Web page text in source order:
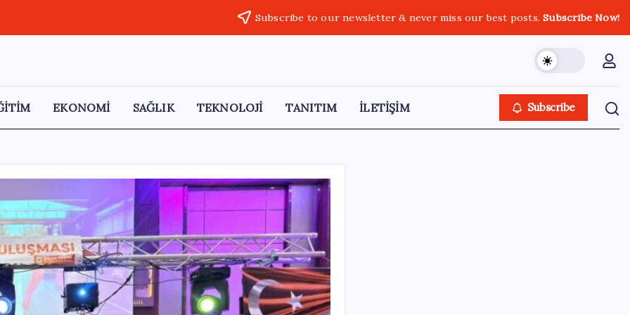
Subscribe to our newsletter & never miss our best posts.Subscribe Now!
EKONOMİ SAĞLIK TEKNOLOJİ TANITIM İLETİŞİM Subscribe